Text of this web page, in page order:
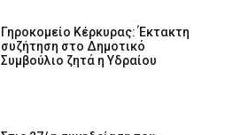
Γηροκομείο Κέρκυρας: Έκτακτη
συζήτηση στο Δημοτικό
Συμβούλιο ζητά η Υδραίου